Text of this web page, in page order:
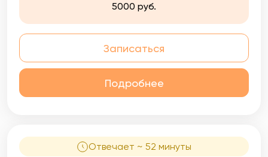
5000 руб.
Записаться
Подробнее
Отвечает ~ 52 минуты